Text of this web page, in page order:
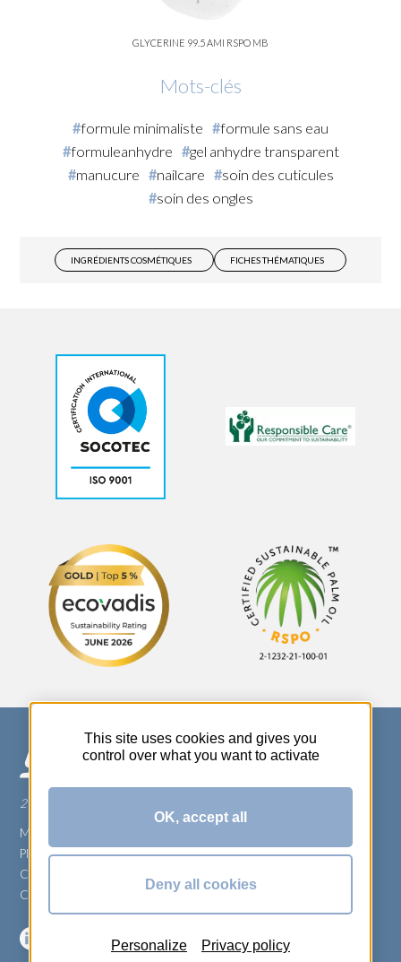
GLYCERINE 99.5 AMI RSPO MB
Mots-clés
formule minimaliste
formule sans eau
formuleanhydre
gel anhydre transparent
manucure
nailcare
soin des cuticules
soin des ongles
INGRÉDIENTS COSMÉTIQUES FICHES THÉMATIQUES
270 Rue Thérèse Planiol - 37310 TAUXIGNY
Mentions légales
Plan du site
Carrière
Conditions générales de vente
This site uses cookies and gives you
control over what you want to activate
OK, accept all
Deny all cookies
Personalize Privacy policy